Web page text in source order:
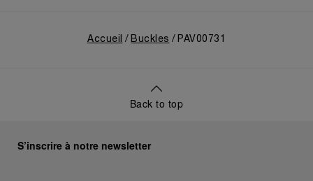
Accueil Buckles PAV00731
Back to top
S’inscrire à notre newsletter